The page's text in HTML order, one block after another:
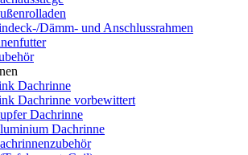
Dämm- und Anschlussrahmen
Dachrinne
Dachrinne vorbewittert
Dachrinne
Dachrinne